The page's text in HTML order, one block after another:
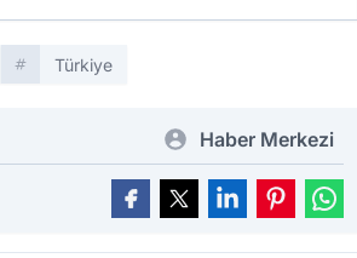
Türkiye
Haber Merkezi